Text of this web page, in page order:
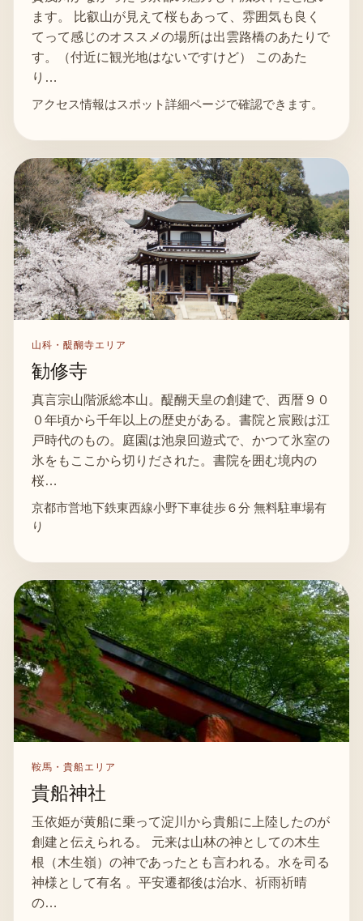
ます。 比叡山が見えて桜もあって、雰囲気も良く
てって感じのオススメの場所は出雲路橋のあたりで
す。（付近に観光地はないですけど） このあた
り…
アクセス情報はスポット詳細ページで確認できます。
山科・醍醐寺エリア
勧修寺
真言宗山階派総本山。醍醐天皇の創建で、西暦９０
０年頃から千年以上の歴史がある。書院と宸殿は江
戸時代のもの。庭園は池泉回遊式で、かつて氷室の
氷をもここから切りだされた。書院を囲む境内の
桜…
京都市営地下鉄東西線小野下車徒歩６分 無料駐車場有
り
鞍馬・貴船エリア
貴船神社
玉依姫が黄船に乗って淀川から貴船に上陸したのが
創建と伝えられる。 元来は山林の神としての木生
根（木生嶺）の神であったとも言われる。水を司る
神様として有名 。平安遷都後は治水、祈雨祈晴
の…